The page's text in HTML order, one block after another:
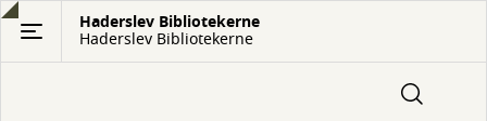
Gå
hovedindhold
Haderslev Bibliotekerne
Haderslev Bibliotekerne